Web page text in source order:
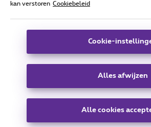
Algemene voorwaarden, consumenteninfo
Deze website is gecreëerd en wordt
Koning Albert II-laan 27 - B-1030 Brussel.
Carrier & Wholesale Solutions
Telindus
|Sitemap
kan verstoren Cookiebeleid
Cookie-
Alles afwijzen
Alle cookies